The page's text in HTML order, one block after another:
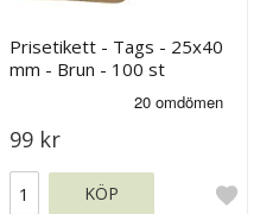
Prisetikett - Tags - 25x40
mm - Brun - 100 st
99 kr
KÖP